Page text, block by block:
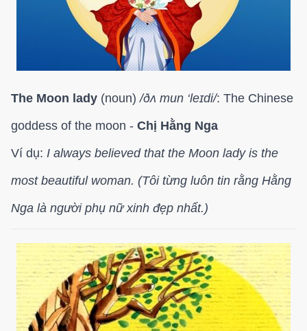
The Moon lady (noun)/ðʌ mun ‘leɪdi/: The Chinese
goddess of the moon - Chị Hằng Nga
Ví dụ: I always believed that the Moon lady is the
most beautiful woman. (Tôi từng luôn tin rằng Hằng
Nga là người phụ nữ xinh đẹp nhất.)